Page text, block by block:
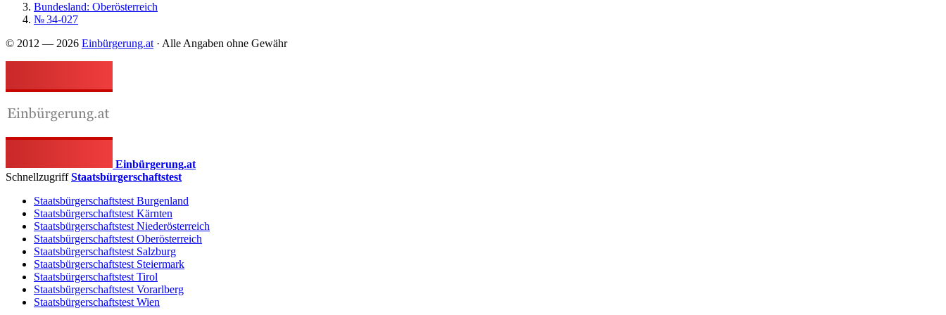
Bundesland: Oberösterreich
№ 34-027
© 2012 — 2026 Einbürgerung.at· Alle Angaben ohne Gewähr
Einbürgerung.at
SchnellzugriffStaatsbürgerschaftstest
Staatsbürgerschaftstest Burgenland
Staatsbürgerschaftstest Kärnten
Staatsbürgerschaftstest Niederösterreich
Staatsbürgerschaftstest Oberösterreich
Staatsbürgerschaftstest Salzburg
Staatsbürgerschaftstest Steiermark
Staatsbürgerschaftstest Tirol
Staatsbürgerschaftstest Vorarlberg
Staatsbürgerschaftstest Wien